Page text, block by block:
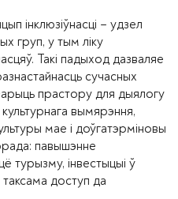
інклюзіўнасці – удзел
груп, у тым ліку
Такі падыход дазваляе
сучасных
прастору для дыялогу
вымярэння,
мае і доўгатэрміновы
павышэнне
турызму, інвестыцыі ў
доступ да